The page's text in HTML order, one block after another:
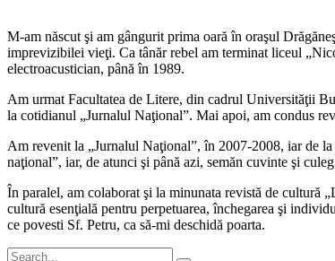
M-am născut şi am gângurit prima oară în oraşul
imprevizibilei vieţi. Ca tânăr rebel am terminat liceul
electroacustician, până în 1989.
Am urmat Facultatea de Litere, din cadrul Universităţii
la cotidianul „Jurnalul Naţional”. Mai apoi, am condus
Am revenit la „Jurnalul Naţional”, în 2007-2008, iar de
naţional”, iar, de atunci şi până azi, semăn cuvinte şi
În paralel, am colaborat şi la minunata revistă de cultură
cultură esenţială pentru perpetuarea, închegarea şi
ce povesti Sf. Petru, ca să-mi deschidă poarta.